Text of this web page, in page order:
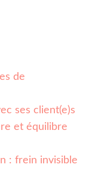
de
ses client(e)s
et équilibre
: frein invisible